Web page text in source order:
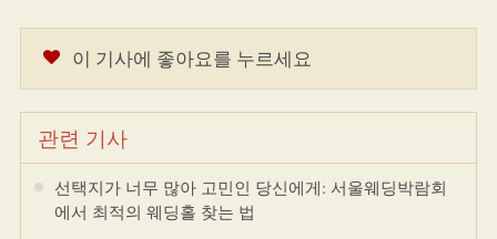
이 기사에 좋아요를 누르세요
관련 기사
선택지가 너무 많아 고민인 당신에게: 서울웨딩박람회
에서 최적의 웨딩홀 찾는 법